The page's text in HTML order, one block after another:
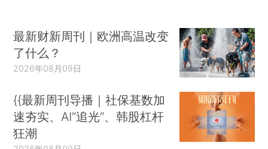
最新财新周刊｜欧洲高温改变
了什么？
2026年08月09日
{{最新周刊导播｜社保基数加
速夯实、AI“追光”、韩股杠杆
狂潮